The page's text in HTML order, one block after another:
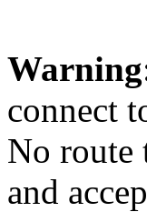
Warning
connect
No route
and